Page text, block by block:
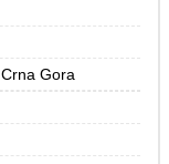
Gora